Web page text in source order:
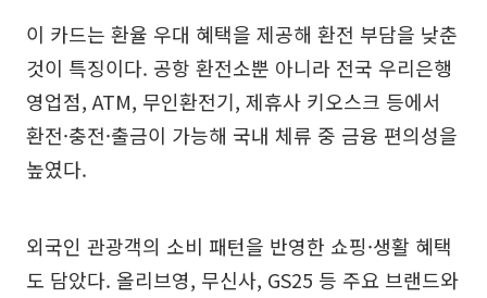
이 카드는 환율 우대 혜택을 제공해 환전 부담을 낮춘
것이 특징이다. 공항 환전소뿐 아니라 전국 우리은행
영업점, ATM, 무인환전기, 제휴사 키오스크 등에서
환전·충전·출금이 가능해 국내 체류 중 금융 편의성을
높였다.
외국인 관광객의 소비 패턴을 반영한 쇼핑·생활 혜택
도 담았다. 올리브영, 무신사, GS25 등 주요 브랜드와